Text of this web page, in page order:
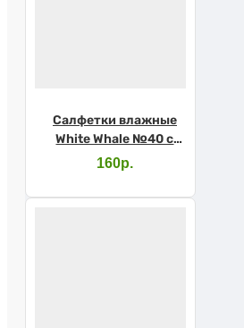
Салфетки влажные
White Whale №40 с
каланхоэ д/леж
160р.